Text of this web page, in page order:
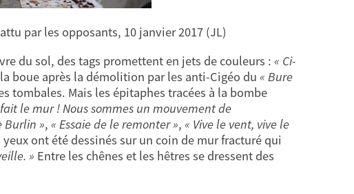
par les opposants, 10 janvier 2017 (JL)
du sol, des tags promettent en jets de couleurs : « Ci-
boue après la démolition par les anti-Cigéo du « Bure
tombales. Mais les épitaphes tracées à la bombe
le mur ! Nous sommes un mouvement de
Burlin », « Essaie de le remonter », « Vive le vent, vive le
ont été dessinés sur un coin de mur fracturé qui
» Entre les chênes et les hêtres se dressent des